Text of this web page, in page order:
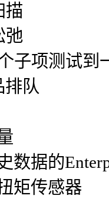
描
弛
子项测试到
排队
数据的
矩传感器